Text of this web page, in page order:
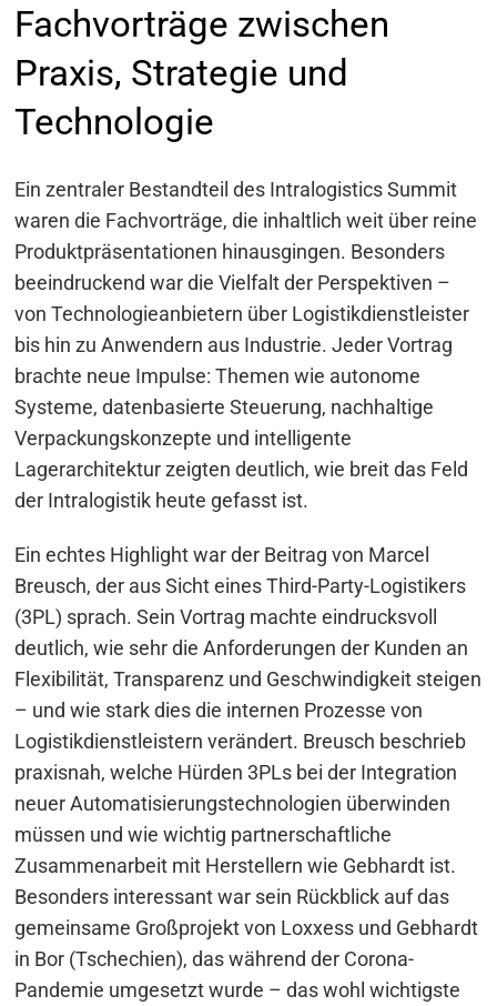
Fachvorträge zwischen
Praxis, Strategie und
Technologie
Ein zentraler Bestandteil des Intralogistics Summit
waren die Fachvorträge, die inhaltlich weit über reine
Produktpräsentationen hinausgingen. Besonders
beeindruckend war die Vielfalt der Perspektiven –
von Technologieanbietern über Logistikdienstleister
bis hin zu Anwendern aus Industrie. Jeder Vortrag
brachte neue Impulse: Themen wie autonome
Systeme, datenbasierte Steuerung, nachhaltige
Verpackungskonzepte und intelligente
Lagerarchitektur zeigten deutlich, wie breit das Feld
der Intralogistik heute gefasst ist.
Ein echtes Highlight war der Beitrag von Marcel
Breusch, der aus Sicht eines Third-Party-Logistikers
(3PL) sprach. Sein Vortrag machte eindrucksvoll
deutlich, wie sehr die Anforderungen der Kunden an
Flexibilität, Transparenz und Geschwindigkeit steigen
– und wie stark dies die internen Prozesse von
Logistikdienstleistern verändert. Breusch beschrieb
praxisnah, welche Hürden 3PLs bei der Integration
neuer Automatisierungstechnologien überwinden
müssen und wie wichtig partnerschaftliche
Zusammenarbeit mit Herstellern wie Gebhardt ist.
Besonders interessant war sein Rückblick auf das
gemeinsame Großprojekt von Loxxess und Gebhardt
in Bor (Tschechien), das während der Corona-
Pandemie umgesetzt wurde – das wohl wichtigste